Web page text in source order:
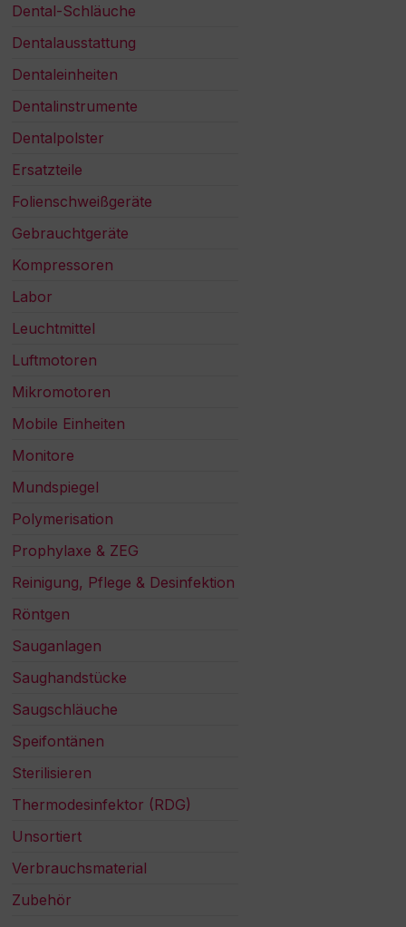
Dental-Schläuche
Dentalausstattung
Dentaleinheiten
Dentalinstrumente
Dentalpolster
Ersatzteile
Folienschweißgeräte
Gebrauchtgeräte
Kompressoren
Labor
Leuchtmittel
Luftmotoren
Mikromotoren
Mobile Einheiten
Monitore
Mundspiegel
Polymerisation
Prophylaxe & ZEG
Reinigung, Pflege & Desinfektion
Röntgen
Sauganlagen
Saughandstücke
Saugschläuche
Speifontänen
Sterilisieren
Thermodesinfektor (RDG)
Unsortiert
Verbrauchsmaterial
Zubehör